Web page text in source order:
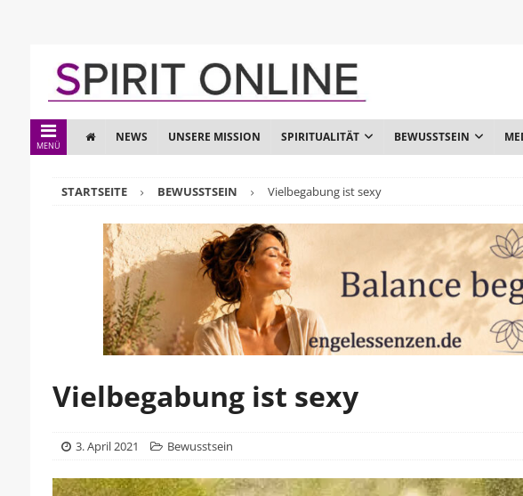
MENÜ
NEWS UNSERE MISSION SPIRITUALITÄT BEWUSSTSEIN
STARTSEITE BEWUSSTSEIN Vielbegabung ist sexy
Vielbegabung ist sexy
3. April 2021 Bewusstsein